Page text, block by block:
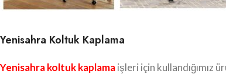
Yenisahra Koltuk Kaplama
Yenisahra koltuk kaplamaişleri için kullandığımız